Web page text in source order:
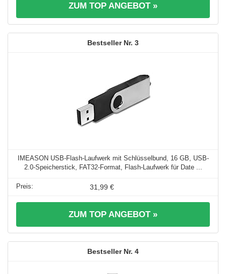
ZUM TOP ANGEBOT »
3
IMEASON USB-Flash-Laufwerk mit Schlüsselbund, 16 GB, USB-
2.0-Speicherstick, FAT32-Format, Flash-Laufwerk für Date ...
31,99 €
ZUM TOP ANGEBOT »
4